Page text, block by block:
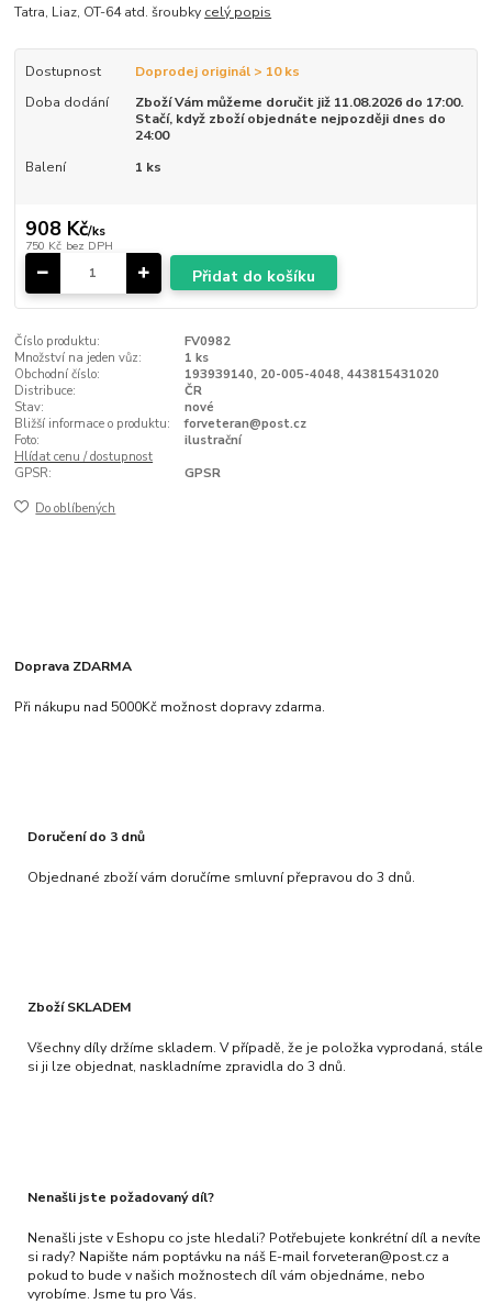
Tatra, Liaz, OT-64 atd. šroubky celý popis
Dostupnost
Doprodej originál > 10 ks
Doba dodání
Zboží Vám můžeme doručit již 11.08.2026 do 17:00.
Stačí, když zboží objednáte nejpozději dnes do
24:00
Balení
1 ks
908 Kč/ks
750 Kč bez DPH
Přidat do košíku
Číslo produktu:
FV0982
Množství na jeden vůz:
1 ks
Obchodní číslo:
193939140, 20-005-4048, 443815431020
Distribuce:
ČR
Stav:
nové
Bližší informace o produktu:
forveteran@post.cz
Foto:
ilustrační
Hlídat cenu / dostupnost
GPSR:
GPSR
Do oblíbených
Doprava ZDARMA
Při nákupu nad 5000Kč možnost dopravy zdarma.
Doručení do 3 dnů
Objednané zboží vám doručíme smluvní přepravou do 3 dnů.
Zboží SKLADEM
Všechny díly držíme skladem. V případě, že je položka vyprodaná, stále
si ji lze objednat, naskladníme zpravidla do 3 dnů.
Nenašli jste požadovaný díl?
Nenašli jste v Eshopu co jste hledali? Potřebujete konkrétní díl a nevíte
si rady? Napište nám poptávku na náš E-mail forveteran@post.cz a
pokud to bude v našich možnostech díl vám objednáme, nebo
vyrobíme. Jsme tu pro Vás.